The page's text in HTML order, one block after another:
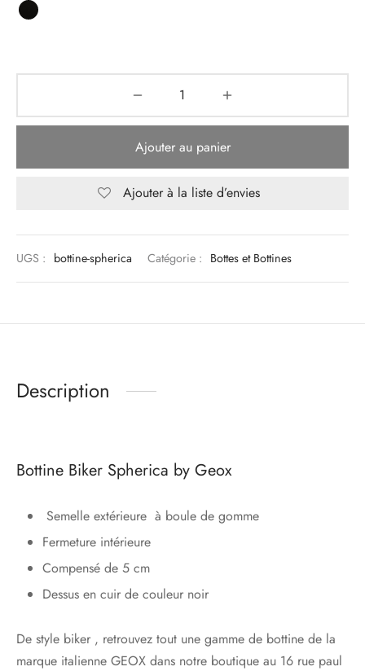
Ajouter au panier
Ajouter à la liste d’envies
UGS : bottine-spherica Catégorie : Bottes et Bottines
Description
Bottine Biker Spherica by Geox
Semelle extérieure à boule de gomme
Fermeture intérieure
Compensé de 5 cm
Dessus en cuir de couleur noir
De style biker , retrouvez tout une gamme de bottine de la
marque italienne GEOX dans notre boutique au 16 rue paul